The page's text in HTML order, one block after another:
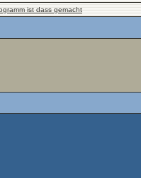
ist dass gemacht